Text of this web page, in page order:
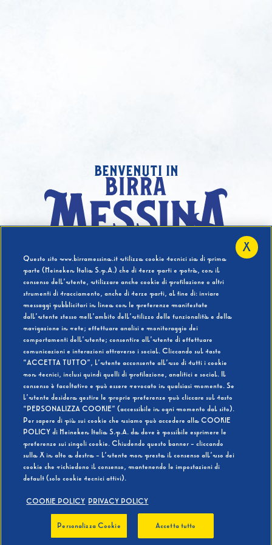
benvenuti in
Hai compiuto 18 Anni?
SI NO
BEVI RESPONSABILMENTE
Questo sito www.birramessina.it utilizza cookie tecnici sia di prima
parte (Heineken Italia S.p.A.) che di terze parti e potrà, con il
consenso dell’utente, utilizzare anche cookie di profilazione o altri
strumenti di tracciamento, anche di terze parti, al fine di: inviare
messaggi pubblicitari in linea con le preferenze manifestate
dall’utente stesso nell’ambito dell’utilizzo delle funzionalità e della
navigazione in rete; effettuare analisi e monitoraggio dei
comportamenti dell’utente; consentire all’utente di effettuare
comunicazioni e interazioni attraverso i social. Cliccando sul tasto
“ACCETTA TUTTO”, l’utente acconsente all’uso di tutti i cookie
non tecnici, inclusi quindi quelli di profilazione, analitici e social. Il
consenso è facoltativo e può essere revocato in qualsiasi momento. Se
l’utente desidera gestire le proprie preferenze può cliccare sul tasto
“PERSONALIZZA COOKIE” (accessibile in ogni momento dal sito).
Per sapere di più sui cookie che usiamo può accedere alla COOKIE
POLICY di Heineken Italia S.p.A. da dove è possibile esprimere le
preferenze sui singoli cookie. Chiudendo questo banner - cliccando
sulla X in alto a destra - l’utente non presta il consenso all’uso dei
cookie che richiedono il consenso, mantenendo le impostazioni di
default (solo cookie tecnici attivi).
COOKIE POLICY PRIVACY POLICY
Personalizza Cookie Accetta tutto
X